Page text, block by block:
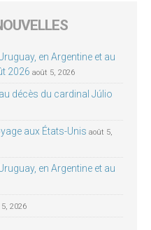
en Argentine et au
2026 août 5, 2026
décès du cardinal Júlio
aux États-Unis août 5,
en Argentine et au
2026